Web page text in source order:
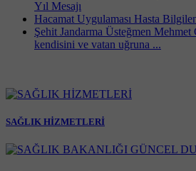
Yıl Mesajı
Hacamat Uygulaması Hasta
Şehit Jandarma Üsteğmen
kendisini ve vatan uğruna ...
SAĞLIK HİZMETLERİ